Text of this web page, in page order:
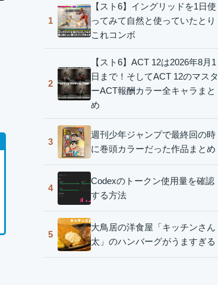
1
【スト6】イングリッドを1日使
ってみて自然と使っていたとり
これコンボ
2
【スト6】ACT 12は2026年8月1
日まで！そしてACT 12のマスタ
ーACT報酬カラー全キャラまと
め
3
週刊少年ジャンプで最終回の時
に巻頭カラーだった作品まとめ
4
Codexのトークン使用量を確認
する方法
5
大鳥居の洋食屋「キッチンさん
太」のハンバーグがうますぎる